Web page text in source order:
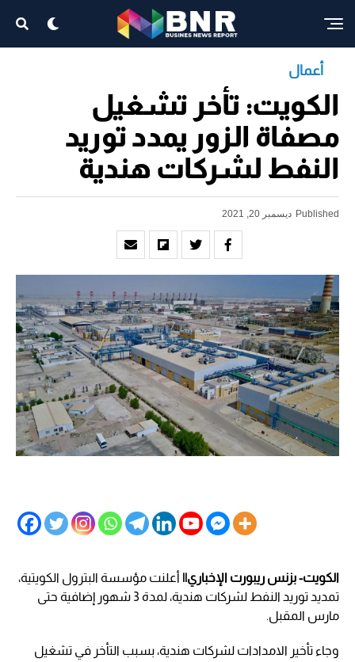
أعمال
الكويت: تأخر تشغيل
مصفاة الزور يمدد توريد
النفط لشركات هندية
Published ديسمبر 20, 2021
الكويت- بزنس ريبورت الإخباري|| أعلنت مؤسسة البترول الكويتية،
تمديد توريد النفط لشركات هندية، لمدة 3 شهور إضافية حتى
مارس المقبل.
وجاء تأخير الامدادات لشركات هندية، بسبب التأخر في تشغيل